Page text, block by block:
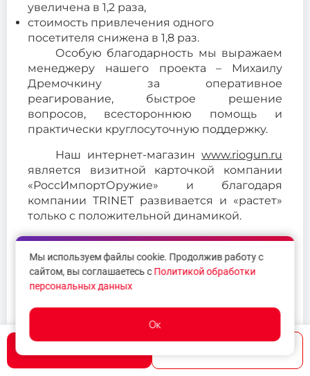
увеличена в 1,2 раза,
стоимость привлечения одного
посетителя снижена в 1,8 раз.
Особую благодарность мы выражаем
менеджеру нашего проекта – Михаилу
Дремочкину за оперативное
реагирование, быстрое решение
вопросов, всестороннюю помощь и
практически круглосуточную поддержку.
Наш интернет-магазин www.riogun.ru
является визитной карточкой компании
«РоссИмпортОружие» и благодаря
компании TRINET развивается и «растет»
только с положительной динамикой.
Мы используем файлы cookie. Продолжив работу с
сайтом, вы соглашаетесь сПолитикой обработки
персональных данных
Ок